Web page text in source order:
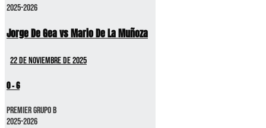
2025-2026
Jorge De Gea vs Mario De La Muñoza
22 de noviembre de 2025
0-6
Premier GRUPO B
2025-2026